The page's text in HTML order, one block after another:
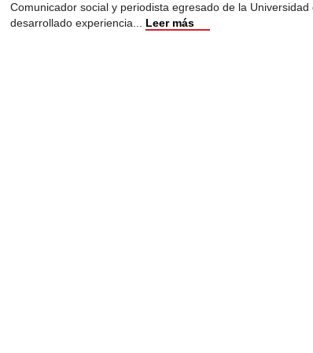
Comunicador social y periodista egresado de la
desarrollado experiencia... Leer más